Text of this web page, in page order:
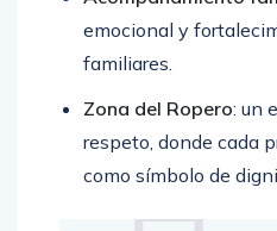
emocional y
familiares.
Zona del Ropero: un
respeto, donde cada
como símbolo de